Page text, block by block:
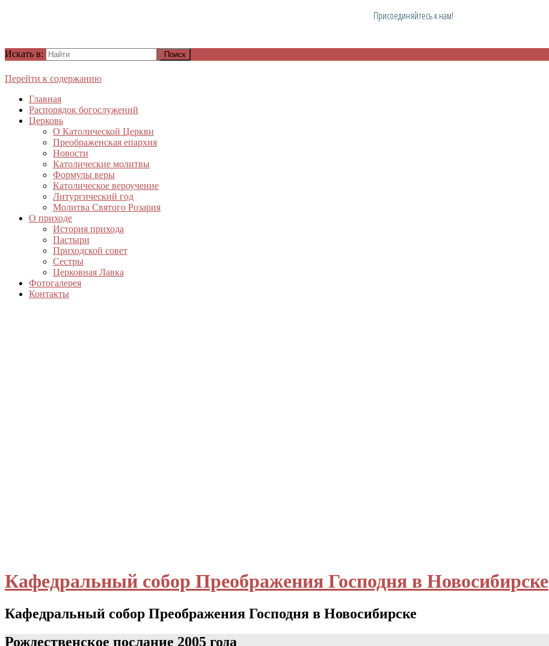
Присоединяйтесь к нам!
Искать в:
Перейти к содержанию
Главная
Распорядок богослужений
Церковь
О Католической Церкви
Преображенская епархия
Новости
Католические молитвы
Формулы веры
Католическое вероучение
Литургический год
Молитва Святого Розария
О приходе
История прихода
Пастыри
Приходской совет
Сестры
Церковная Лавка
Фотогалерея
Контакты
Кафедральный собор Преображения Господня в Новосибирске
Кафедральный собор Преображения Господня в Новосибирске
Рождественское послание 2005 года